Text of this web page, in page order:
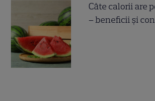
Câte calorii are
– beneficii și